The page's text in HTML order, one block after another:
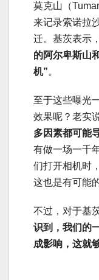
莫克山（
来记录索诺拉
迁。基茨表示，
的阿尔卑斯山
机”。
至于这些曝光
效果呢？老实
多因素都可能
有做一场一千
们打开相机时
这也是有可能的
不过，对于基
识到，我们的
成影响，这就